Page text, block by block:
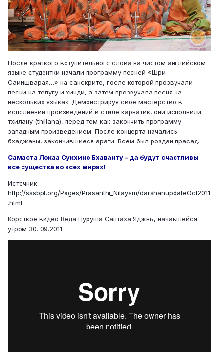
После краткого вступительного слова на чистом английском
языке студентки начали программу песней «Шри
Саиишварая…» на санскрите, после которой прозвучали
песни на телугу и хинди, а затем прозвучала песня на
нескольких языках. Демонстрируя своё мастерство в
исполнении произведений в стиле карнатик, они исполнили
тхилану (thillana), перед тем как закончить программу
западным произведением. После концерта начались
бхаджаны, закончившиеся арати. Всем был роздан прасад.
Самаста Локаа Сукхино Бхаванту – да будут счастливы
все существа во всех мирах!
Источник:
http://sssbpt.org/Pages/Prasanthi_Nilayam/darshanupdateOct2011
.html
Короткое видео Веда Пуруша Саптаха Яджны, начавшейся
утром 30. 09.2011